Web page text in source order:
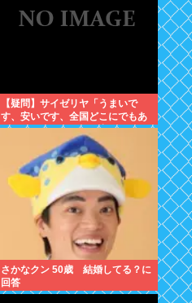
【疑問】サイゼリヤ「うまいで
す、安いです、全国どこにでもあ
ります」←こいつの弱点
さかなクン 50歳 結婚してる？に
回答